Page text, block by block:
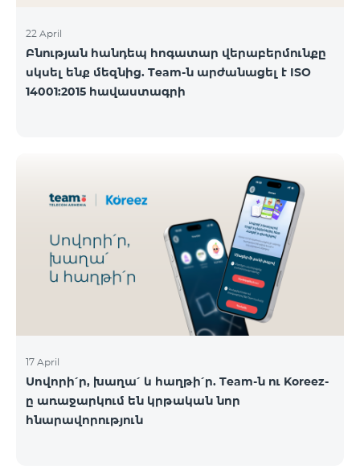
22 April
Բնության հանդեպ հոգատար վերաբերմունքը
սկսել ենք մեզնից. Team-ն արժանացել է ISO
14001:2015 հավաստագրի
17 April
Սովորի՛ր, խաղա՛ և հաղթի՛ր. Team-ն ու Koreez-
ը առաջարկում են կրթական նոր
հնարավորություն